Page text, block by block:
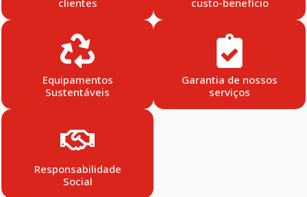
clientes
custo-benefício
Equipamentos
Sustentáveis
Garantia de nossos
serviços
Responsabilidade
Social